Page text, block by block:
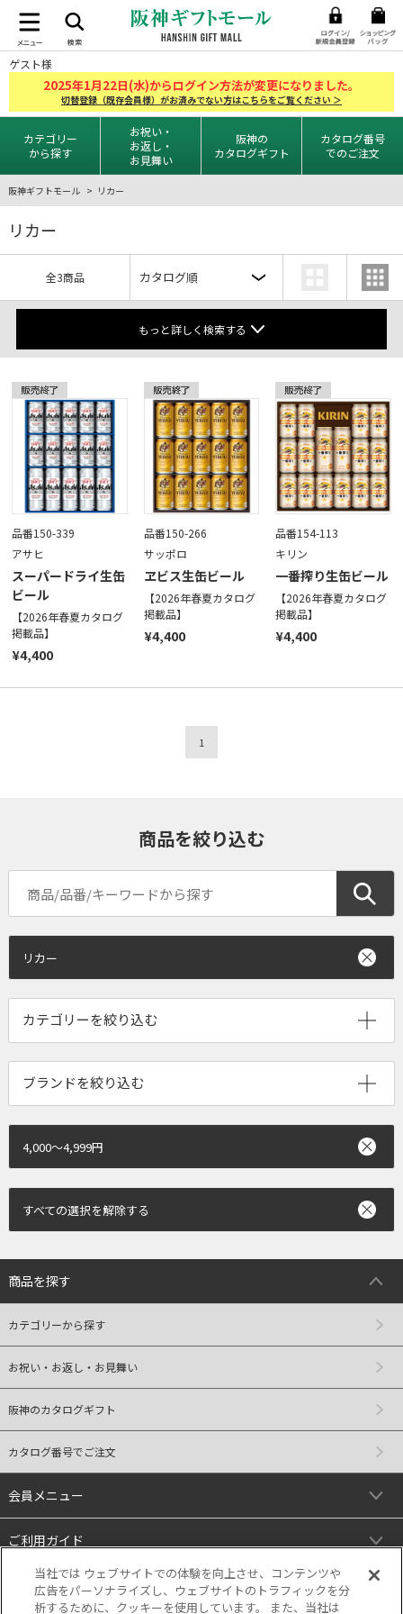
ゲスト様
2025年1月22日(水)からログイン方法が変更になりました。
切替登録（既存会員様）がお済みでない方はこちらをご覧ください ＞
カテゴリー
から探す
お祝い・
お返し・
お見舞い
阪神の
カタログギフト
カタログ番号
でのご注文
阪神ギフトモール リカー
リカー
全3商品
もっと詳しく検索する
品番150-339
アサヒ
スーパードライ生缶
ビール
【2026年春夏カタログ
掲載品】
¥4,400
品番150-266
サッポロ
ヱビス生缶ビール
【2026年春夏カタログ
掲載品】
¥4,400
品番154-113
キリン
一番搾り生缶ビール
【2026年春夏カタログ
掲載品】
¥4,400
1
商品を絞り込む
リカー
ブランドを絞り込む
4,000～4,999円
すべての選択を解除する
商品を探す
カテゴリーから探す
お祝い・お返し・お見舞い
阪神のカタログギフト
カタログ番号でご注文
会員メニュー
ご利用ガイド
リンク
当社では ウェブサイトでの体験を向上させ、コンテンツや
広告をパーソナライズし、ウェブサイトのトラフィックを分
析するために、クッキーを使用しています。 また、当社は